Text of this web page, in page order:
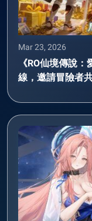
Mar 23, 2026
《RO仙境傳說
線，邀請冒險者